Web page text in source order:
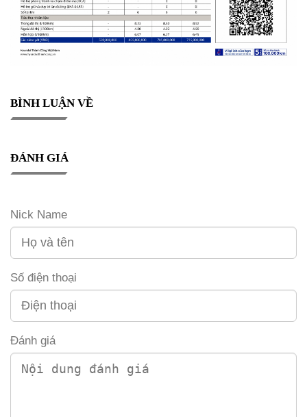
BÌNH LUẬN VỀ
ĐÁNH GIÁ
Nick Name
Số điện thoại
Đánh giá